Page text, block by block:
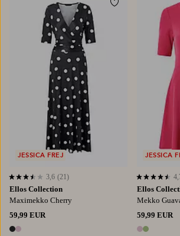
Ellos Collection
Maximekko Cherry
59,99 EUR
3,6 perustuen 21 arvosanaan
3,6 (21)
JESSICA FREJ
Lisää
Ellos
Mekko
59,99 EUR
4,7 perustuen
JESSICA
XL